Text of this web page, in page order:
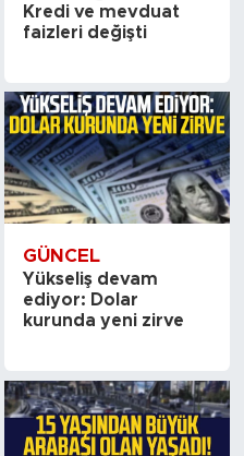
Kredi ve mevduat
faizleri değişti
GÜNCEL
Yükseliş devam
ediyor: Dolar
kurunda yeni zirve